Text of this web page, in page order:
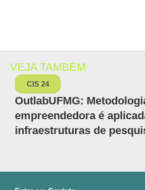
VEJA TAMBÉM
CIS 24
OutlabUFMG:
empreendedora é
infraestruturas de